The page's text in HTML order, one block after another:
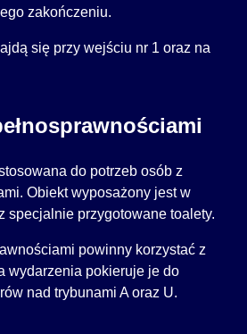
zakończeniu.
się przy wejściu nr 1 oraz na
do potrzeb osób z
Obiekt wyposażony jest w
specjalnie przygotowane toalety.
powinny korzystać z
wydarzenia pokieruje je do
nad trybunami A oraz U.